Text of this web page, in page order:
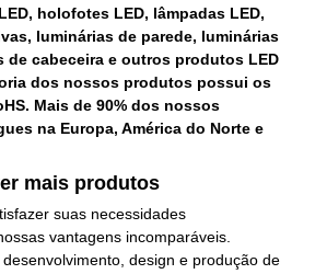
holofotes LED, lâmpadas LED,
luminárias de parede, luminárias
de cabeceira e outros produtos LED
dos nossos produtos possui os
Mais de 90% dos nossos
na Europa, América do Norte e
mais produtos
suas necessidades
vantagens incomparáveis.
design e produção de